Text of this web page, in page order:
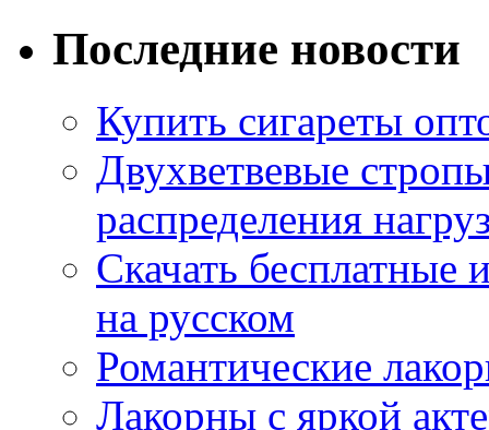
Последние новости
Купить сигареты
Двухветвевые
распределения
Скачать
на русском
Романтические
Лакорны с яркой